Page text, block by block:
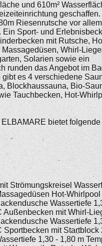
und 610m²
Riesenrutsche vor
Ein Sport- und
mit Rutsche,
Whirl-
Solarien sowie ein
runden das Angebot im
gibt es 4 verschiedene
Blockhaussauna, Bio-
Tauchbecken, Hot-
bietet folgende
Strömungskreisel
Hot-Whirlpool
Wassertiefe
Außenbecken mit Whirl-
Wassertiefe
Sportbecken mit Startblock
1,30 - 1,80 m